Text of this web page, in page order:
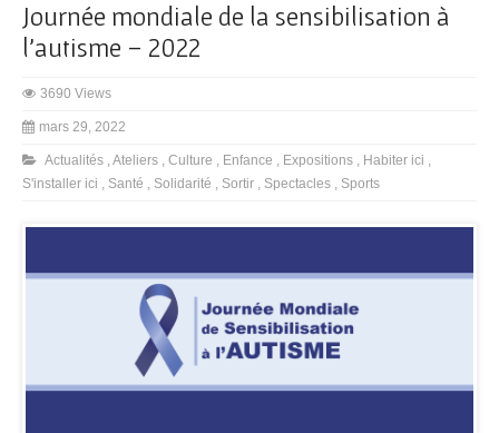
Journée mondiale de la sensibilisation à
l’autisme – 2022
3690 Views
mars 29, 2022
Actualités ,Ateliers , Culture , Enfance , Expositions , Habiter ici ,
S'installer ici , Santé , Solidarité , Sortir , Spectacles , Sports